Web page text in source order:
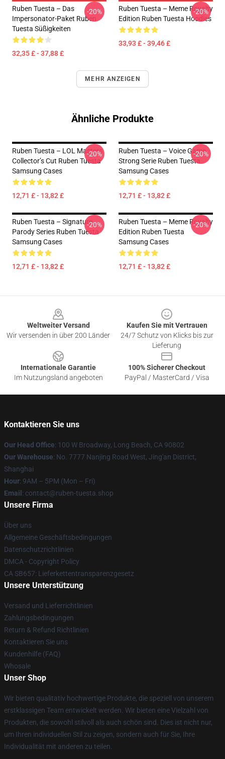
Ruben Tuesta – Das
Impersonator-Paket Ruben
Tuesta Süßigkeiten
32,35 £ - 37,88 £
-20%
Ruben Tuesta – Meme Royalty
Edition Ruben Tuesta Hoodies
33,93 £ - 39,46 £
-20%
MEHR ANZEIGEN
Ähnliche Produkte
Ruben Tuesta – LOL Masters
Collector’s Cut Ruben Tuesta
Samsung Cases
12,71 £ - 13,82 £
-20%
Ruben Tuesta – Voice Game
Strong Serie Ruben Tuesta
Samsung Cases
12,71 £ - 13,82 £
-20%
Ruben Tuesta – Signature
Parody Series Ruben Tuesta
Samsung Cases
12,71 £ - 13,82 £
-20%
Ruben Tuesta – Meme Royalty
Edition Ruben Tuesta
Samsung Cases
12,71 £ - 13,82 £
-20%
Weltweiter Versand
Wir versenden in über 200 Länder
Kaufen Sie mit Vertrauen
24/7 Schutz von Klicks bis zur
Lieferung
Internationale Garantie
Im Nutzungsland angeboten
100% Sicherer Checkout
PayPal / MasterCard / Visa
Kontaktieren Sie uns
Our Head Office: 100 W Broadway, Long Beach, CA 90802
Our Warehouse: No. 7777 Nanjing Road West, Jing'an District,
Shanghai
Hour: 9AM – 5PM (Mon – Fri)
Email : contact@ruben-tuesta.shop
Unsere Firma
Über uns
Allgemeine Geschäftsbedingungen
Datenschutzrichtlinien
DMCA - Copyright Policy
CA SB657: Lieferkettentransparenzgesetz
Unsere Unterstützung
Versand und Lieferrichtlinien
Zahlungsbedingungen
Return & Refund Richtlinien
Kontaktieren Sie uns
Kundenhilfe (FAQ)
Whosale
Unser Shop
Wir bieten qualitativ hochwertige Produkte, die speziell von unserem
erstklassigen Team entwickelt werden. Wir bieten eine Vielzahl von
Produkten, die sowohl stilvoll als auch schön sind. Dies ist nicht nur,
um Ihren individuellen Stil zu zeigen, sondern auch für Sie, Ihre
Individualität mit anderen zu teilen.